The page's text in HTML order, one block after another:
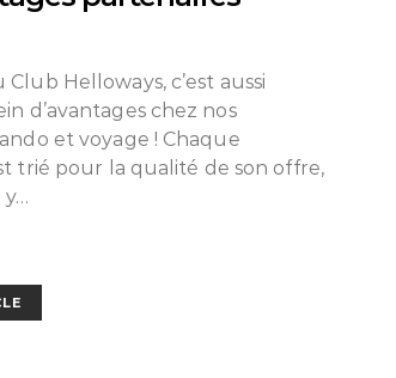
Club Helloways, c’est aussi
d’avantages chez nos
et voyage ! Chaque
trié pour la qualité de son offre,
y…